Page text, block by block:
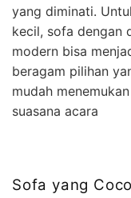
yang diminati.
kecil, sofa dengan
modern bisa
beragam pilihan
mudah
suasana acara
Sofa yang